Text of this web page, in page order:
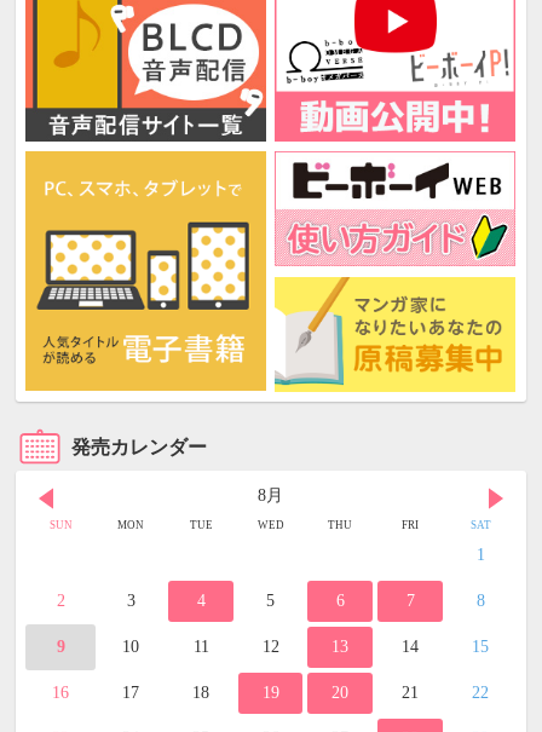
発売カレンダー
8月
SUN MON TUE WED THU FRI SAT
1
2 3 4 5 6 7 8
9 10 11 12 13 14 15
16 17 18 19 20 21 22